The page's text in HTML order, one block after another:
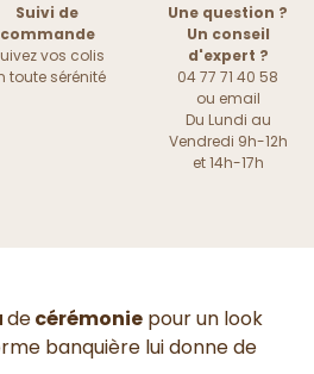
Suivi de
commande
vos colis
toute sérénité
Une question ?
Un conseil
d'expert ?
04 77 71 40 58
ou email
Du Lundi au
Vendredi 9h-12h
et 14h-17h
decérémonie pour un look
banquière lui donne de